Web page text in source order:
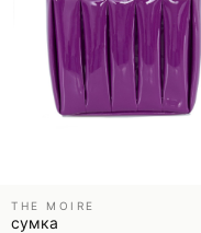
THE MOIRE
сумка